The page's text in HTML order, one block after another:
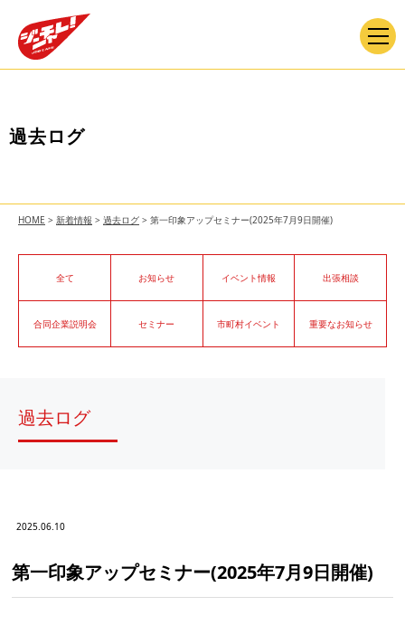
過去ログ
HOME > 新着情報 > 過去ログ > 第一印象アップセミナー(2025年7月9日開催)
全て お知らせ イベント情報 出張相談
合同企業説明会 セミナー 市町村イベント 重要なお知らせ
過去ログ
2025.06.10
第一印象アップセミナー(2025年7月9日開催)